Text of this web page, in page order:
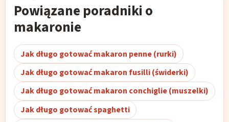
Powiązane poradniki o
makaronie
Jak długo gotować makaron penne (rurki)
Jak długo gotować makaron fusilli (świderki)
Jak długo gotować makaron conchiglie (muszelki)
Jak długo gotować spaghetti